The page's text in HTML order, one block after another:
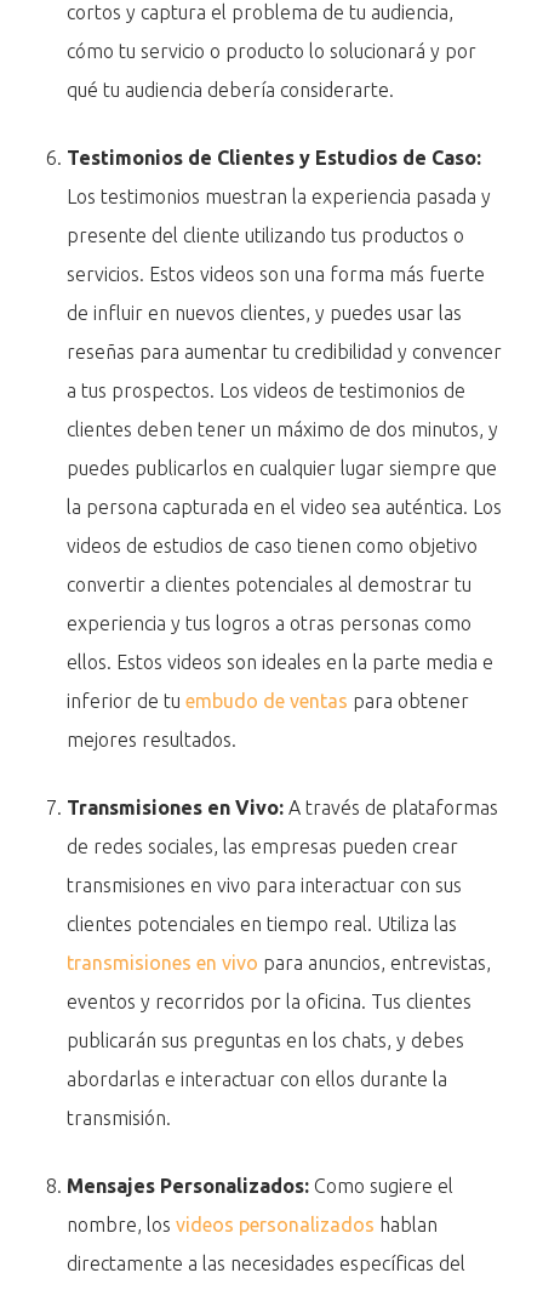
cortos y captura el problema de tu audiencia,
cómo tu servicio o producto lo solucionará y por
qué tu audiencia debería considerarte.
Testimonios de Clientes y Estudios de Caso:
Los testimonios muestran la experiencia pasada y
presente del cliente utilizando tus productos o
servicios. Estos videos son una forma más fuerte
de influir en nuevos clientes, y puedes usar las
reseñas para aumentar tu credibilidad y convencer
a tus prospectos. Los videos de testimonios de
clientes deben tener un máximo de dos minutos, y
puedes publicarlos en cualquier lugar siempre que
la persona capturada en el video sea auténtica. Los
videos de estudios de caso tienen como objetivo
convertir a clientes potenciales al demostrar tu
experiencia y tus logros a otras personas como
ellos. Estos videos son ideales en la parte media e
inferior de tu embudo de ventas para obtener
mejores resultados.
Transmisiones en Vivo: A través de plataformas
de redes sociales, las empresas pueden crear
transmisiones en vivo para interactuar con sus
clientes potenciales en tiempo real. Utiliza las
transmisiones en vivo para anuncios, entrevistas,
eventos y recorridos por la oficina. Tus clientes
publicarán sus preguntas en los chats, y debes
abordarlas e interactuar con ellos durante la
transmisión.
Mensajes Personalizados: Como sugiere el
nombre, losvideos personalizados hablan
directamente a las necesidades específicas del